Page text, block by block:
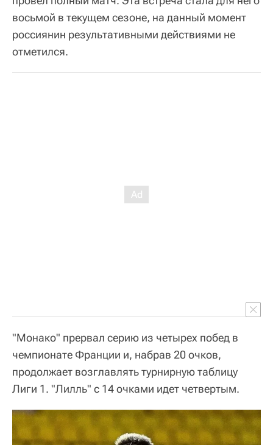
восьмой в текущем сезоне, на данный момент
россиянин результативными действиями не
отметился.
"Монако" прервал серию из четырех побед в
чемпионате Франции и, набрав 20 очков,
продолжает возглавлять турнирную таблицу
Лиги 1. "Лилль" с 14 очками идет четвертым.